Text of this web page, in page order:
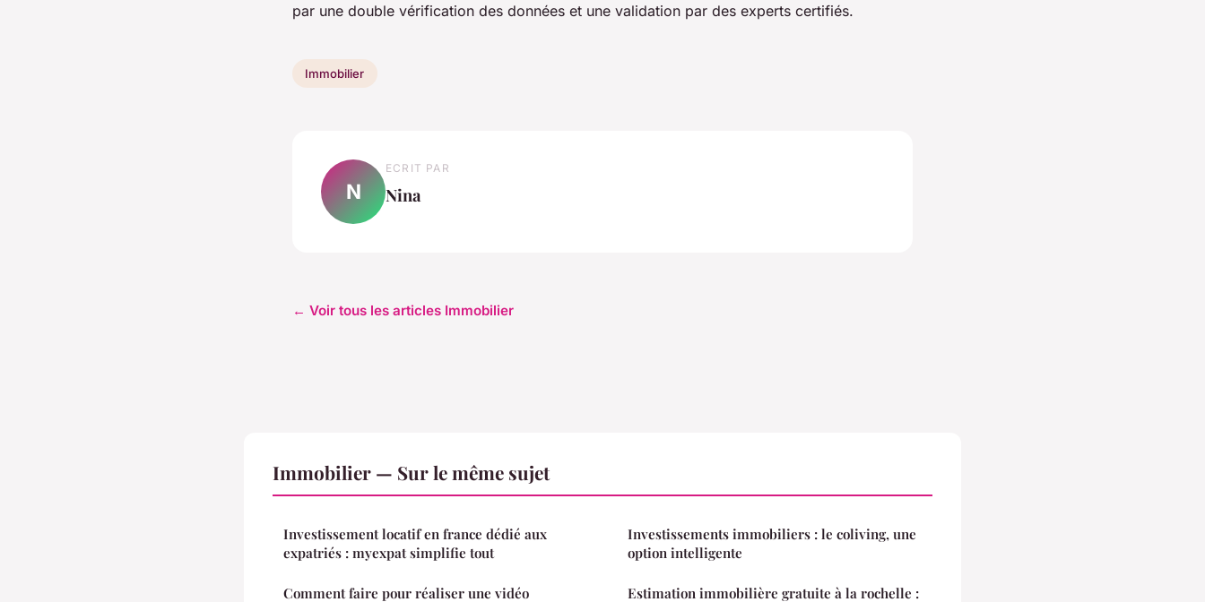
par une double vérification des données et une validation par des experts certifiés.
Immobilier
N
ECRIT PAR
Nina
← Voir tous les articles Immobilier
Immobilier — Sur le même sujet
Investissement locatif en france dédié aux
expatriés : myexpat simplifie tout
Comment faire pour réaliser une vidéo
Investissements immobiliers : le coliving, une
option intelligente
Estimation immobilière gratuite à la rochelle :